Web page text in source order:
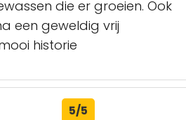
die er groeien. Ook
een geweldig vrij
historie
5/5